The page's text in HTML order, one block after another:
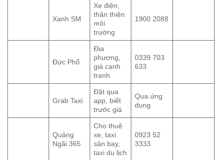
Xanh SM
Xe điện,
thân thiện
môi
trường
1900 2088
Đức Phổ
Địa
phương,
giá cạnh
tranh
0339 703
633
Grab Taxi
Đặt qua
app, biết
trước giá
Qua ứng
dụng
Quảng
Ngãi 365
Cho thuê
xe, taxi
sân bay,
taxi du lịch
0923 52
3333